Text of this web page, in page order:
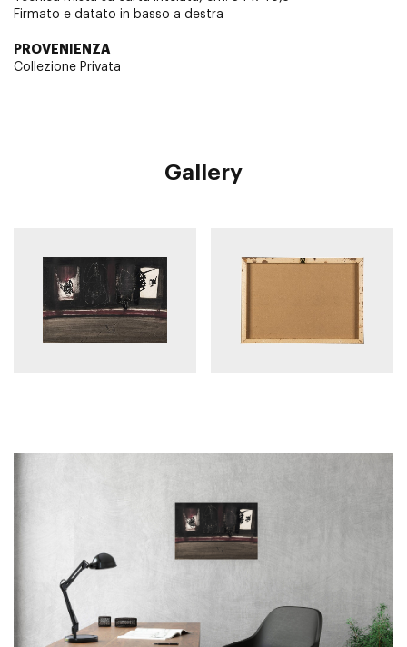
Firmato e datato in basso a destra
PROVENIENZA
Collezione Privata
Gallery